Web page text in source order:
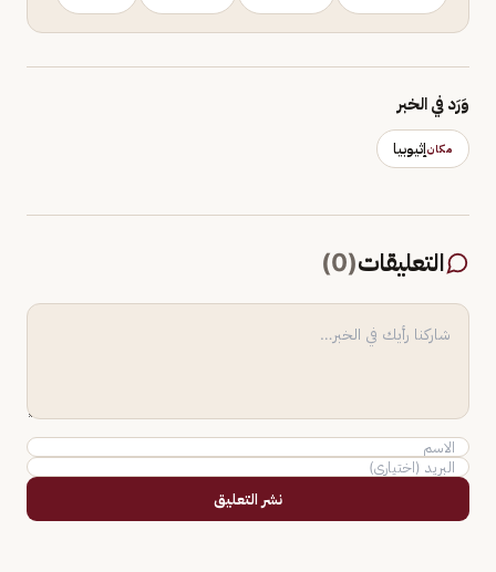
وَرَد في الخبر
مكانإثيوبيا
التعليقات(
0
)
نشر التعليق